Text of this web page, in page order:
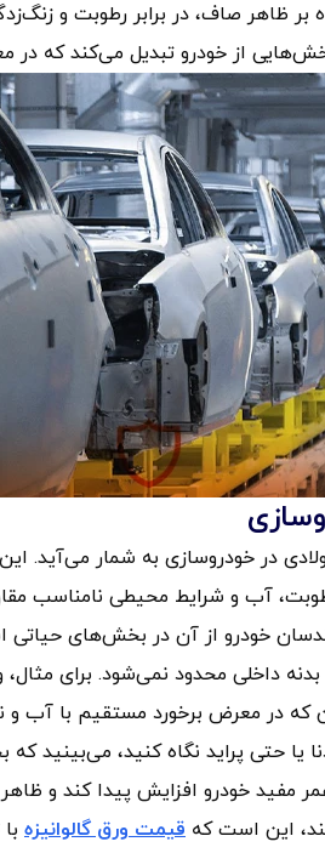
بر ظاهر صاف، در برابر رطوبت و
از خودرو تبدیل می‌کند که
در خودروسازی به شمار می‌آید.
آب و شرایط محیطی نامناسب
خودرو از آن در بخش‌های حیاتی
داخلی محدود نمی‌شود. برای مثال،
در معرض برخورد مستقیم با آب و
یا حتی پراید نگاه کنید، می‌بینید
خودرو افزایش پیدا کند و ظاهر
این است که قیمت ورق گالوانیزه